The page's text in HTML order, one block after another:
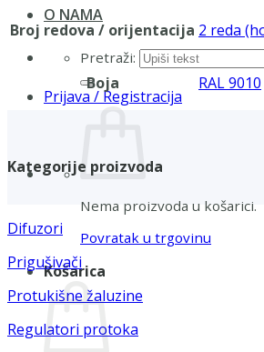
O NAMA
Pretraži:
Prijava / Registracija
Nema proizvoda u košarici.
Povratak u trgovinu
Košarica
Broj redova / orijentacija 2 reda
Boja RAL 9010
Kategorije proizvoda
Difuzori
Prigušivači
Protukišne žaluzine
Regulatori protoka